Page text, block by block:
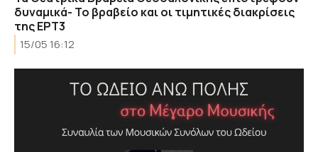
δυναμικά- Το βραβείο και οι τιμητικές διακρίσεις
της ΕΡΤ3
15/05 16:12